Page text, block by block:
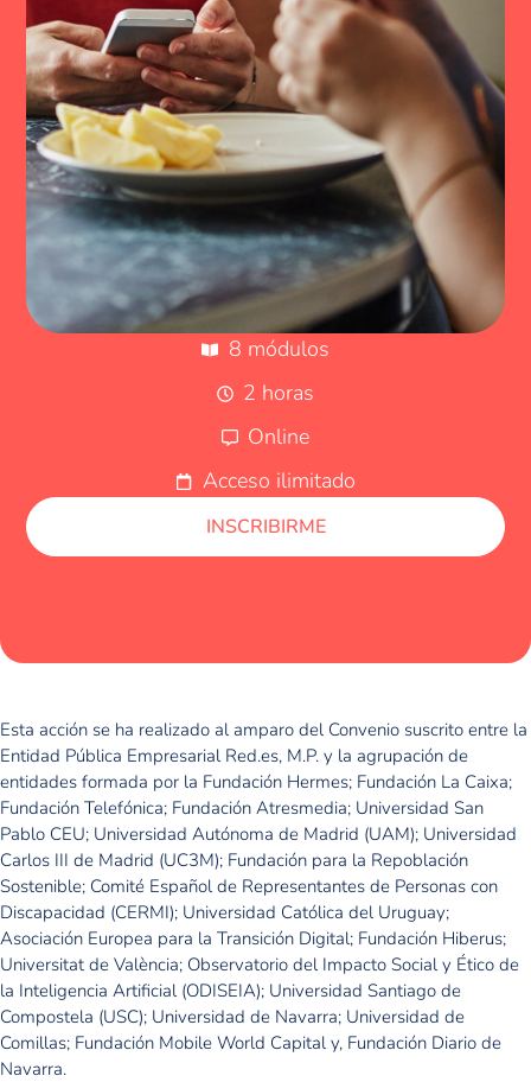
8 módulos
2 horas
Online
Acceso ilimitado
INSCRIBIRME
Esta acción se ha realizado al amparo del Convenio suscrito entre la
Entidad Pública Empresarial Red.es, M.P. y la agrupación de
entidades formada por la Fundación Hermes; Fundación La Caixa;
Fundación Telefónica; Fundación Atresmedia; Universidad San
Pablo CEU; Universidad Autónoma de Madrid (UAM); Universidad
Carlos III de Madrid (UC3M); Fundación para la Repoblación
Sostenible; Comité Español de Representantes de Personas con
Discapacidad (CERMI); Universidad Católica del Uruguay;
Asociación Europea para la Transición Digital; Fundación Hiberus;
Universitat de València; Observatorio del Impacto Social y Ético de
la Inteligencia Artificial (ODISEIA); Universidad Santiago de
Compostela (USC); Universidad de Navarra; Universidad de
Comillas; Fundación Mobile World Capital y, Fundación Diario de
Navarra.